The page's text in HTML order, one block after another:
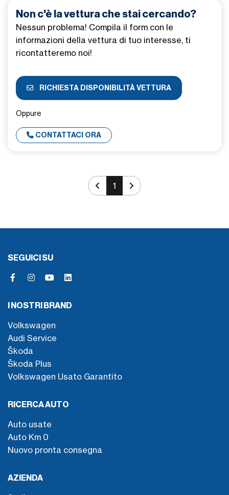
Non c'è la vettura che stai cercando?
Nessun problema! Compila il form con le
informazioni della vettura di tuo interesse, ti
ricontatteremo noi!
RICHIESTA DISPONIBILITÀ VETTURA
Oppure
CONTATTACI ORA
1
SEGUICI SU
I NOSTRI BRAND
Volkswagen
Audi Service
Škoda
Škoda Plus
Volkswagen Usato Garantito
RICERCA AUTO
Auto usate
Auto Km 0
Nuovo pronta consegna
AZIENDA